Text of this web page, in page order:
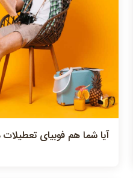
آیا شما هم فوبیای تعطیلات